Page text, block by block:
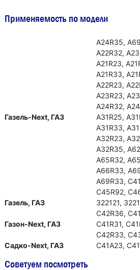
Применяемость по модели
Газель-Next, ГАЗ
А24R35,
А22R32,
А21R23,
А21R33,
А22R23,
А23R23,
А24R32,
А31R25,
А31R33,
А32R23,
А32R35,
А65R32,
А66R33,
А69R33,
С45R92,
Газель, ГАЗ
322121,
Газон-Next, ГАЗ
С42R36,
С41R31,
С42R33,
Садко-Next, ГАЗ
С41А23,
Советуем посмотреть